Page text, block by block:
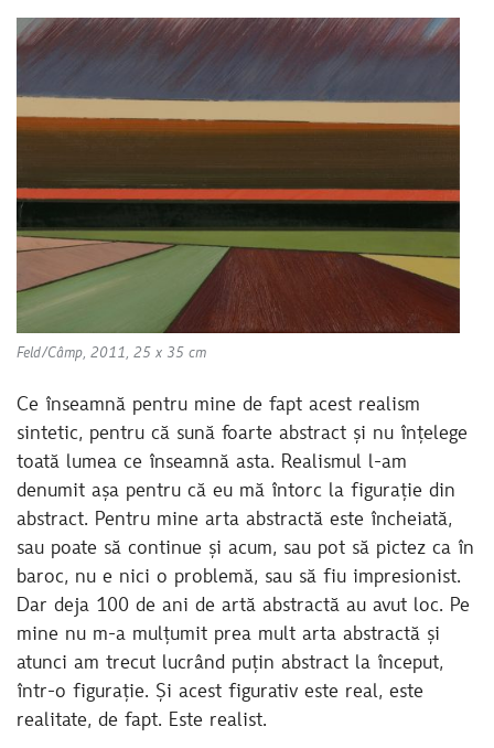
Feld/Câmp, 2011, 25 x 35 cm
Ce înseamnă pentru mine de fapt acest realism
sintetic, pentru că sună foarte abstract și nu înțelege
toată lumea ce înseamnă asta. Realismul l-am
denumit așa pentru că eu mă întorc la figurație din
abstract. Pentru mine arta abstractă este încheiată,
sau poate să continue și acum, sau pot să pictez ca în
baroc, nu e nici o problemă, sau să fiu impresionist.
Dar deja 100 de ani de artă abstractă au avut loc. Pe
mine nu m-a mulțumit prea mult arta abstractă și
atunci am trecut lucrând puțin abstract la început,
într-o figurație. Și acest figurativ este real, este
realitate, de fapt. Este realist.